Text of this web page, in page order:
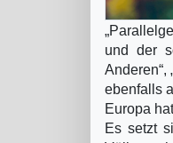
und der
Anderen“,
ebenfalls
Europa
Es setzt